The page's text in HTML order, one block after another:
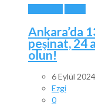
Ankara’da
peşinat, 24
olun!
6 Eylül 2024
Ezgi
0